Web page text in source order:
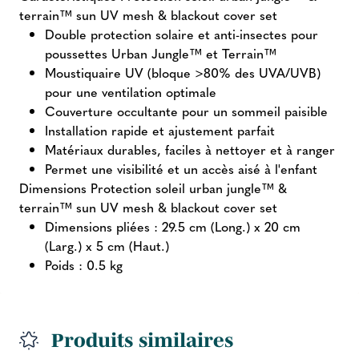
terrain™ sun UV mesh & blackout cover set
Double protection solaire et anti-insectes pour
poussettes Urban Jungle™ et Terrain™
Moustiquaire UV (bloque >80% des UVA/UVB)
pour une ventilation optimale
Couverture occultante pour un sommeil paisible
Installation rapide et ajustement parfait
Matériaux durables, faciles à nettoyer et à ranger
Permet une visibilité et un accès aisé à l'enfant
Dimensions Protection soleil urban jungle™ &
terrain™ sun UV mesh & blackout cover set
Dimensions pliées : 29.5 cm (Long.) x 20 cm
(Larg.) x 5 cm (Haut.)
Poids : 0.5 kg
Produits similaires